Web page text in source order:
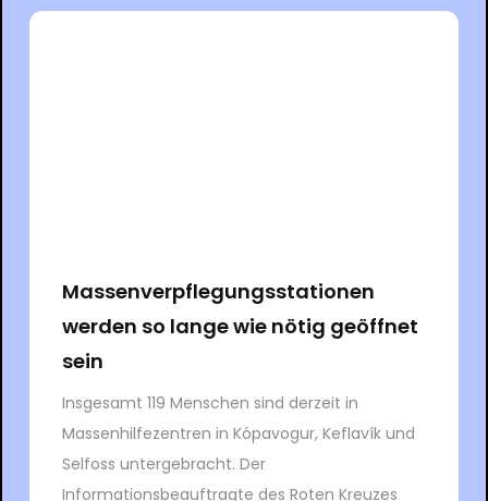
Massenverpflegungsstationen
werden so lange wie nötig geöffnet
sein
Insgesamt 119 Menschen sind derzeit in
Massenhilfezentren in Kópavogur, Keflavík und
Selfoss untergebracht. Der
Informationsbeauftragte des Roten Kreuzes